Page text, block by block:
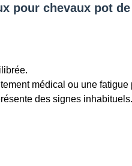
pour chevaux pot
médical ou une fatigue
des signes inhabituels.